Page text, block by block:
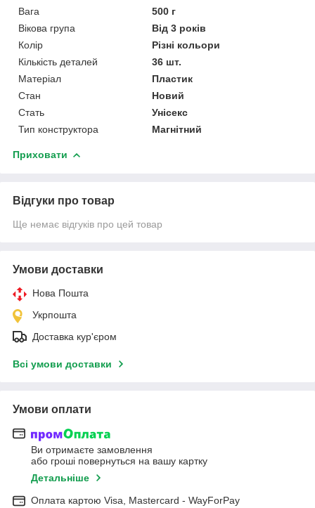
Вага
500 г
Вікова група
Від 3 років
Колір
Різні кольори
Кількість деталей
36 шт.
Матеріал
Пластик
Стан
Новий
Стать
Унісекс
Тип конструктора
Магнітний
Приховати
Відгуки про товар
Ще немає відгуків про цей товар
Умови доставки
Нова Пошта
Укрпошта
Доставка кур'єром
Всі умови доставки
Умови оплати
Ви отримаєте замовлення
або гроші повернуться на вашу картку
Детальніше
Оплата картою Visa, Mastercard - WayForPay